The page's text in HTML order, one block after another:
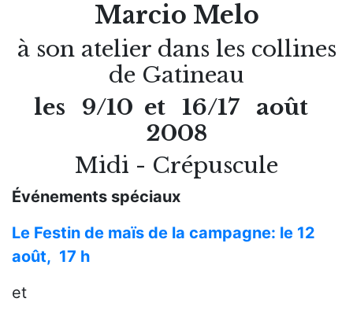
Marcio Melo
à son atelier dans les collines
de Gatineau
les 9/10 et 16/17 août
2008
Midi - Crépuscule
Événements spéciaux
Le Festin de maïs de la campagne: le 12
août, 17 h
et